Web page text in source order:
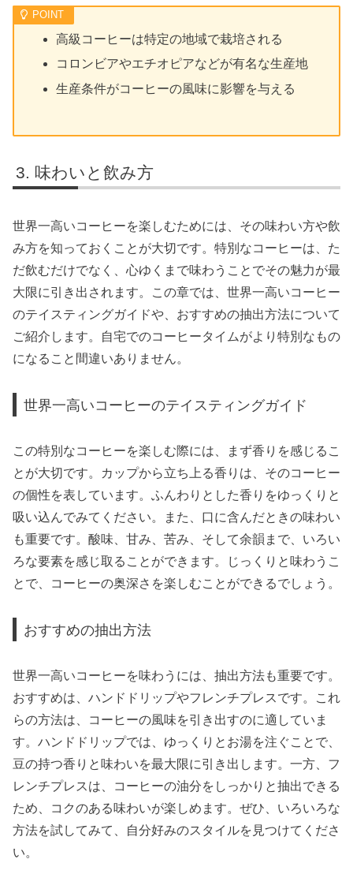
高級コーヒーは特定の地域で栽培される
コロンビアやエチオピアなどが有名な生産地
生産条件がコーヒーの風味に影響を与える
味わいと飲み方
世界一高いコーヒーを楽しむためには、その味わい方や飲
み方を知っておくことが大切です。特別なコーヒーは、た
だ飲むだけでなく、心ゆくまで味わうことでその魅力が最
大限に引き出されます。この章では、世界一高いコーヒー
のテイスティングガイドや、おすすめの抽出方法について
ご紹介します。自宅でのコーヒータイムがより特別なもの
になること間違いありません。
世界一高いコーヒーのテイスティングガイド
この特別なコーヒーを楽しむ際には、まず香りを感じるこ
とが大切です。カップから立ち上る香りは、そのコーヒー
の個性を表しています。ふんわりとした香りをゆっくりと
吸い込んでみてください。また、口に含んだときの味わい
も重要です。酸味、甘み、苦み、そして余韻まで、いろい
ろな要素を感じ取ることができます。じっくりと味わうこ
とで、コーヒーの奥深さを楽しむことができるでしょう。
おすすめの抽出方法
世界一高いコーヒーを味わうには、抽出方法も重要です。
おすすめは、ハンドドリップやフレンチプレスです。これ
らの方法は、コーヒーの風味を引き出すのに適していま
す。ハンドドリップでは、ゆっくりとお湯を注ぐことで、
豆の持つ香りと味わいを最大限に引き出します。一方、フ
レンチプレスは、コーヒーの油分をしっかりと抽出できる
ため、コクのある味わいが楽しめます。ぜひ、いろいろな
方法を試してみて、自分好みのスタイルを見つけてくださ
い。